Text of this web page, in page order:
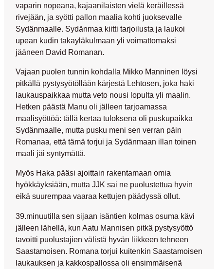
vaparin nopeana, kajaanilaisten vielä keräillessä
rivejään, ja syötti pallon maalia kohti juoksevalle
Sydänmaalle. Sydänmaa kiitti tarjoilusta ja laukoi
upean kudin takayläkulmaan yli voimattomaksi
jääneen David Romanan.
Vajaan puolen tunnin kohdalla Mikko Manninen löysi
pitkällä pystysyötöllään kärjestä Lehtosen, joka haki
laukauspaikkaa mutta veto nousi lopulta yli maalin.
Hetken päästä Manu oli jälleen tarjoamassa
maalisyöttöä: tällä kertaa tuloksena oli puskupaikka
Sydänmaalle, mutta pusku meni sen verran päin
Romanaa, että tämä torjui ja Sydänmaan illan toinen
maali jäi syntymättä.
Myös Haka pääsi ajoittain rakentamaan omia
hyökkäyksiään, mutta JJK sai ne puolustettua hyvin
eikä suurempaa vaaraa kettujen päädyssä ollut.
39.minuutilla sen sijaan isäntien kolmas osuma kävi
jälleen lähellä, kun Aatu Mannisen pitkä pystysyöttö
tavoitti puolustajien välistä hyvän liikkeen tehneen
Saastamoisen. Romana torjui kuitenkin Saastamoisen
laukauksen ja kakkospallossa oli ensimmäisenä